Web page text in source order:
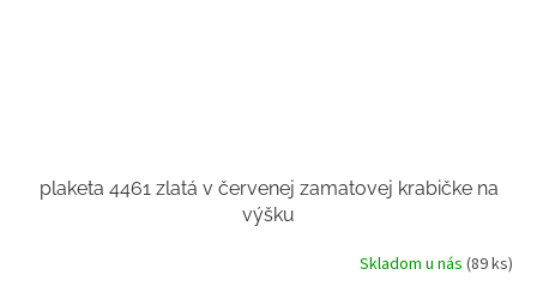
plaketa 4461 zlatá v červenej zamatovej krabičke na
výšku
Skladom u nás (89 ks)